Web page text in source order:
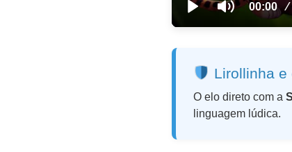
Lirollinha e
O elo direto com a
linguagem lúdica.